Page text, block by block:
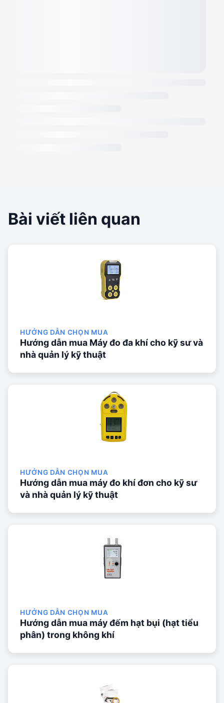
Bài viết liên quan
HƯỚNG DẪN CHỌN MUA
Hướng dẫn mua Máy đo đa khí cho kỹ sư và
nhà quản lý kỹ thuật
HƯỚNG DẪN CHỌN MUA
Hướng dẫn mua máy đo khí đơn cho kỹ sư
và nhà quản lý kỹ thuật
HƯỚNG DẪN CHỌN MUA
Hướng dẫn mua máy đếm hạt bụi (hạt tiểu
phân) trong không khí